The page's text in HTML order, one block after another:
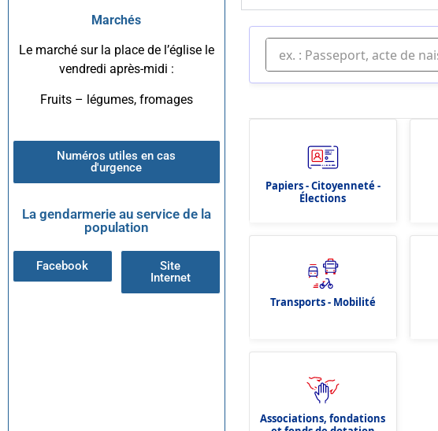
Marchés
Le marché sur la place de l’église le
vendredi après-midi :
Fruits – légumes, fromages
Numéros utiles en cas
d'urgence
La gendarmerie au service de la
population
Facebook
Site
Internet
Papiers - Citoyenneté -
Élections
Transports - Mobilité
Associations, fondations